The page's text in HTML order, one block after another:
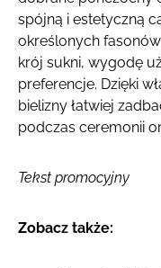
spójną i estetyczną
określonych
krój sukni, wygodę
preferencje. Dzięki
bielizny łatwiej
podczas ceremonii
Tekst promocyjny
Zobacz także: